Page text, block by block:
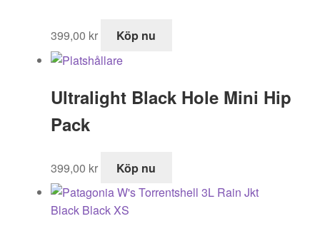
399,00 kr Köp nu
Ultralight Black Hole Mini Hip
Pack
399,00 kr Köp nu